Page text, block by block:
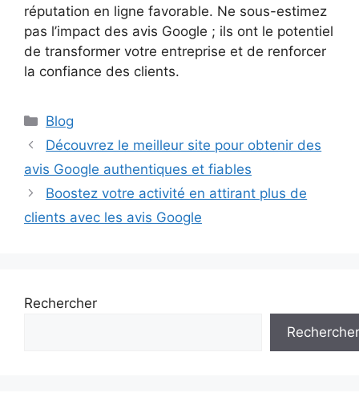
réputation en ligne favorable. Ne sous-estimez
pas l’impact des avis Google ; ils ont le potentiel
de transformer votre entreprise et de renforcer
la confiance des clients.
Catégories
Blog
Découvrez le meilleur site pour obtenir des
avis Google authentiques et fiables
Boostez votre activité en attirant plus de
clients avec les avis Google
Rechercher
Rechercher